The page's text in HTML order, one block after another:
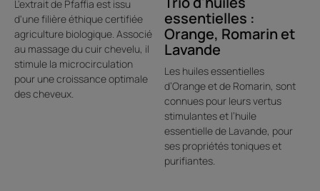
Un parfum frais et végétal aux subtiles notes d'agrumes pour
entrer dans un univers de fraîcheur, naturel et doux.
*Diminution de la chute de cheveux par traction en moyenne, 30 sujets
après utilisation du shampooing pendant 3 mois.
**Selon test OCDE301B
L'extrait de Pfaffia est issu
d'une filière éthique certifiée
agriculture biologique. Associé
au massage du cuir chevelu, il
stimule la microcirculation
pour une croissance optimale
des cheveux.
essentielles :
Orange, Romarin et
Lavande
Les huiles essentielles
d’Orange et de Romarin, sont
connues pour leurs vertus
stimulantes et l’huile
essentielle de Lavande, pour
ses propriétés toniques et
purifiantes.